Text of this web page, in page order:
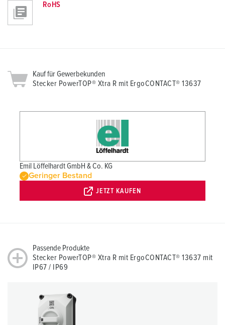
RoHS
Kauf für Gewerbekunden
Stecker PowerTOP® Xtra R mit ErgoCONTACT® 13637
Emil Löffelhardt GmbH & Co. KG
Geringer Bestand
JETZT KAUFEN
Passende Produkte
Stecker PowerTOP® Xtra R mit ErgoCONTACT® 13637 mit
IP67 / IP69